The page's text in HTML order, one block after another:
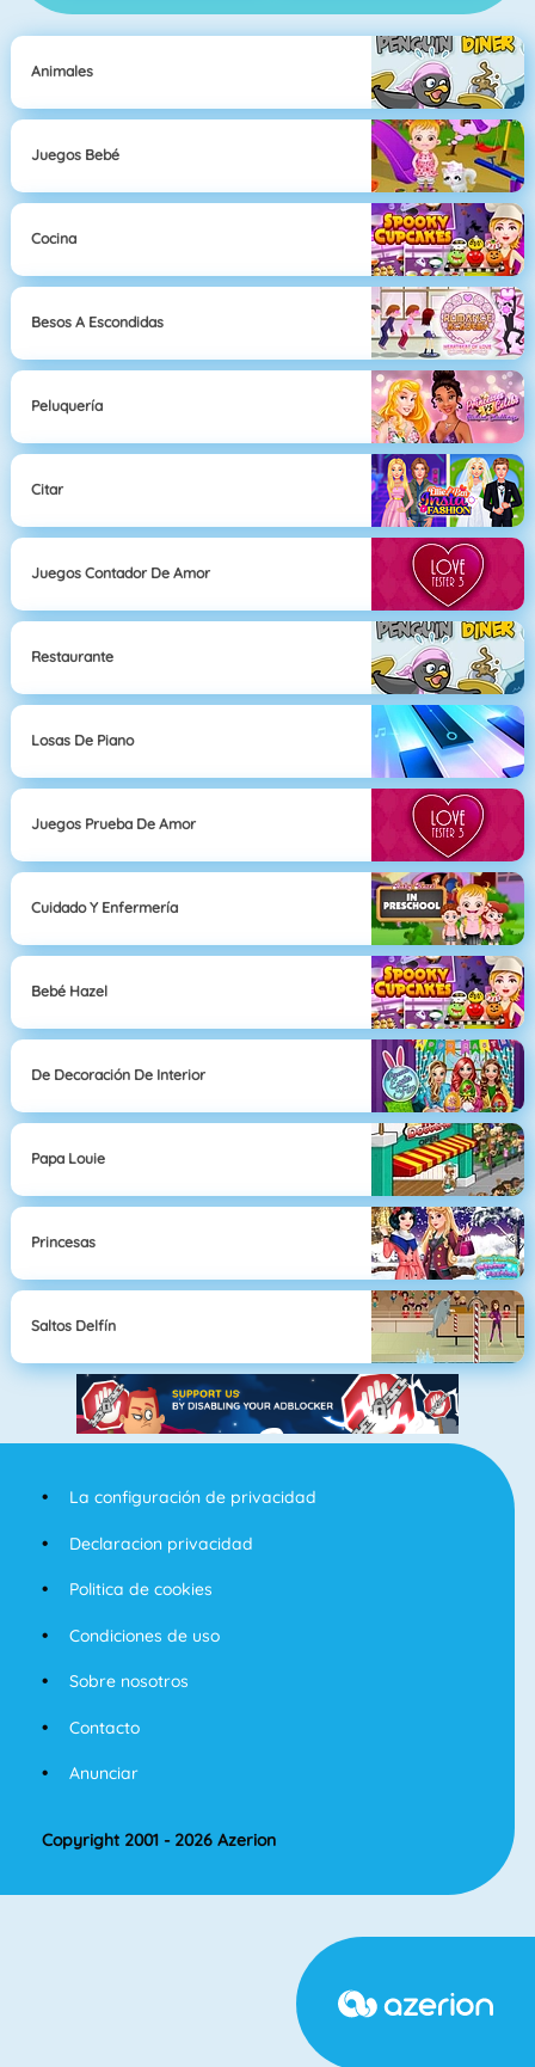
Animales
Juegos Bebé
Cocina
Besos A Escondidas
Peluquería
Citar
Juegos Contador De Amor
Restaurante
Losas De Piano
Juegos Prueba De Amor
Cuidado Y Enfermería
Bebé Hazel
De Decoración De Interior
Papa Louie
Princesas
Saltos Delfín
La configuración de privacidad
Declaracion privacidad
Politica de cookies
Condiciones de uso
Sobre nosotros
Contacto
Anunciar
Copyright 2001 - 2026 Azerion